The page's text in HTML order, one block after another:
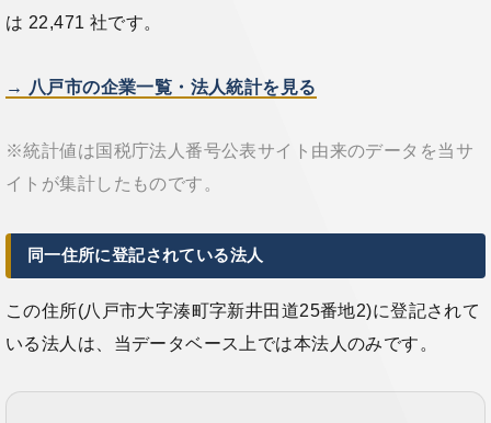
は 22,471 社です。
→ 八戸市の企業一覧・法人統計を見る
※統計値は国税庁法人番号公表サイト由来のデータを当サ
イトが集計したものです。
同一住所に登記されている法人
この住所(八戸市大字湊町字新井田道25番地2)に登記されて
いる法人は、当データベース上では本法人のみです。